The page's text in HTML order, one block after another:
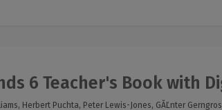
6 Teacher's Book with
Herbert Puchta, Peter Lewis-Jones, GĂĽnter